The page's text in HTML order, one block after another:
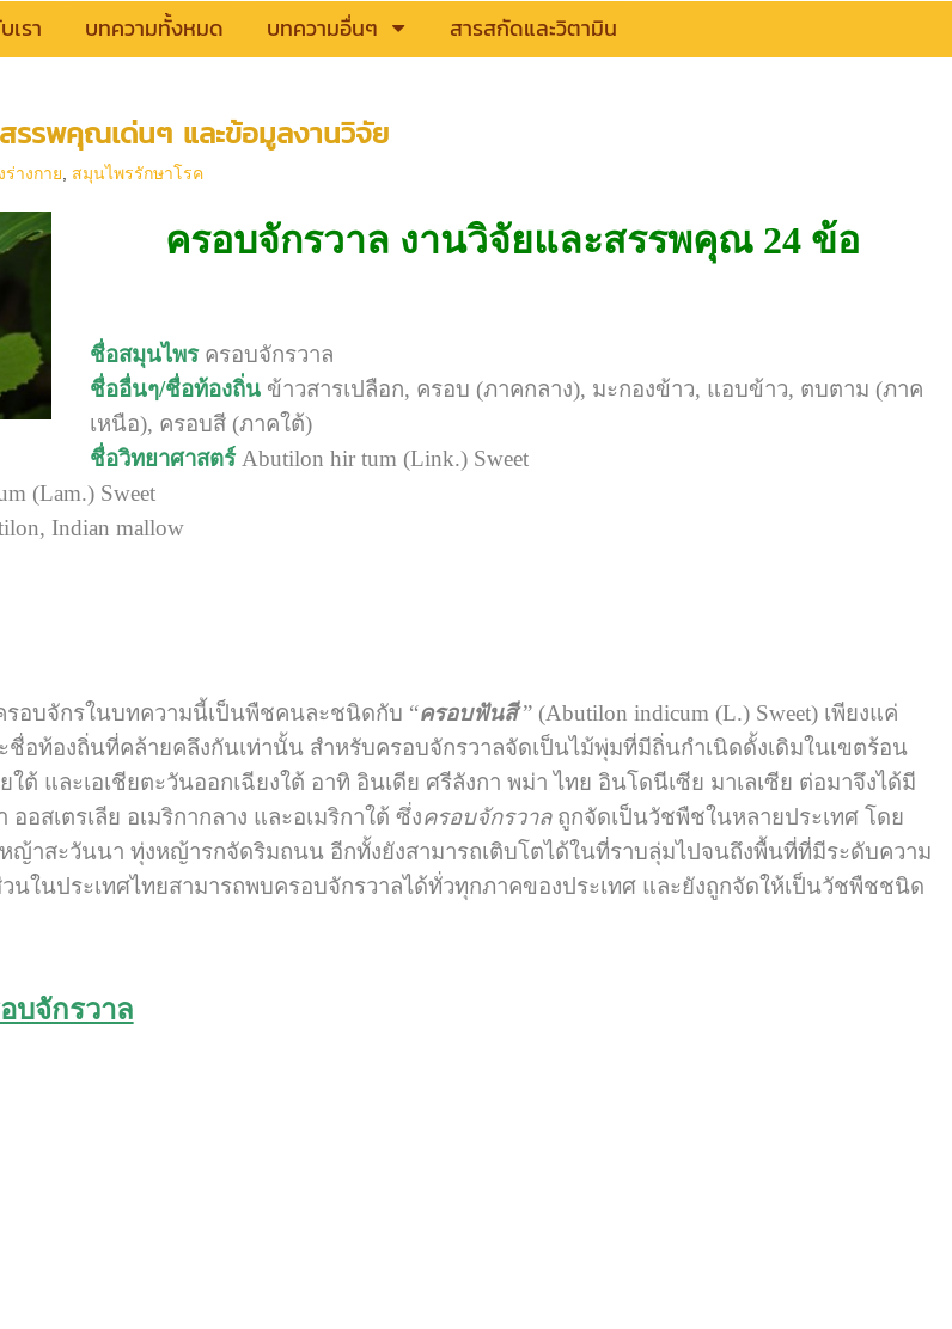
เรา บทความทั้งหมด บทความอื่นๆ สารสกัดและวิตามิน
รรพคุณเด่นๆ และข้อมูลงานวิจัย
างกาย สมุนไพรรักษาโรค
ครอบจักรวาล งานวิจัยและสรรพคุณ 24 ข้อ
ชื่อสมุนไพรครอบจักรวาล
ชื่ออื่นๆ/ชื่อท้องถิ่นข้าวสารเปลือก, ครอบ (ภาคกลาง), มะกองข้าว, แอบข้าว, ตบตาม (ภาค
เหนือ), ครอบสี (ภาคใต้)
ชื่อวิทยาศาสตร์Abutilon hir tum (Link.) Sweet
(Lam.) Sweet
Indian mallow
รอบจักรในบทความนี้เป็นพืชคนละชนิดกับ “ครอบฟันสี ” (Abutilon indicum (L.) Sweet) เพียงแค่
อท้องถิ่นที่คล้ายคลึงกันเท่านั้น สำหรับครอบจักรวาลจัดเป็นไม้พุ่มที่มีถิ่นกำเนิดดั้งเดิมในเขตร้อน
ใต้ และเอเชียตะวันออกเฉียงใต้ อาทิ อินเดีย ศรีลังกา พม่า ไทย อินโดนีเซีย มาเลเซีย ต่อมาจึงได้มี
อสเตรเลีย อเมริกากลาง และอเมริกาใต้ ซึ่งครอบจักรวาลถูกจัดเป็นวัชพืชในหลายประเทศ โดย
ญ้าสะวันนา ทุ่งหญ้ารกจัดริมถนน อีกทั้งยังสามารถเติบโตได้ในที่ราบลุ่มไปจนถึงพื้นที่ที่มีระดับความ
วนในประเทศไทยสามารถพบครอบจักรวาลได้ทั่วทุกภาคของประเทศ และยังถูกจัดให้เป็นวัชพืชชนิด
บจักรวาล